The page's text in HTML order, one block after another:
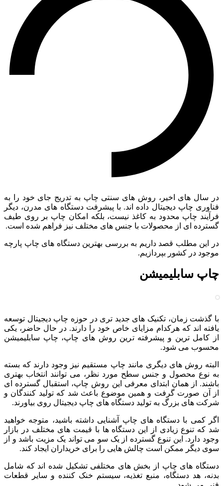
در سال های اخیر، روش های سنتی چاپ به تدریج جای خود را به
فناوری چاپ دیجیتال داده اند. با پیشرفت دستگاه های مدرن، دیگر
فرآیند چاپ محدود به کاغذ نیست، بلکه امکان چاپ بر روی طیف
گسترده ای از محصولات با جنس های مختلف نیز فراهم شده است.
در این مطلب قصد داریم به بررسی بهترین دستگاه های چاپ پارچه
موجود در کشور بپردازیم.
چاپ سابلیمیشن
با گذشت زمان، تکنیک های جدید تری در حوزه چاپ دیجیتال توسعه
یافته اند که هرکدام مزایای خاص خود را دارند. در حال حاضر، یکی
از کامل ترین و پیشرفته ترین روش های چاپ، چاپ سابلیمیشن
محسوب می شود.
البته روش های دیگری مانند چاپ مستقیم نیز وجود دارند که بسته
به نوع محصول و جنس سطح مورد نظر، می توانند انتخاب بهتری
باشند. از همان ابتدای معرفی این روش چاپ، استقبال گسترده ای
از آن صورت گرفت و همین موضوع باعث شد که تولید کنندگان و
شرکت های بزرگ به تولید دستگاه های چاپ دیجیتال روی بیاورند.
اگر کمی با دستگاه های چاپ آشنایی داشته باشید، متوجه خواهید
شد که تنوع زیادی از این دستگاه ها با قیمت های مختلف در بازار
وجود دارد. این تنوع گسترده از یک سو می تواند یک مزیت باشد و از
سوی دیگر ممکن است چالش هایی را برای خریداران ایجاد کند.
دستگاه های چاپ از بخش های مختلفی تشکیل شده اند که شامل
بدنه، هد دستگاه، منبع تغذیه، سیستم خنک کننده و سایر قطعات